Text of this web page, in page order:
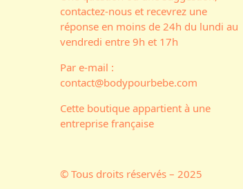
contactez-nous et recevrez une
réponse en moins de 24h du lundi au
vendredi entre 9h et 17h
Par e-mail :
contact@bodypourbebe.com
Cette boutique appartient à une
entreprise française
© Tous droits réservés – 2025